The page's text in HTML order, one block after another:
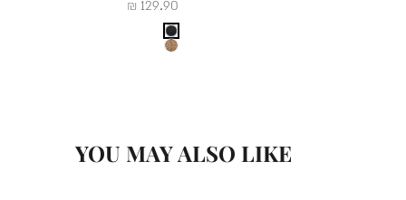
Color
שחור
בז'
YOU MAY ALSO LIKE